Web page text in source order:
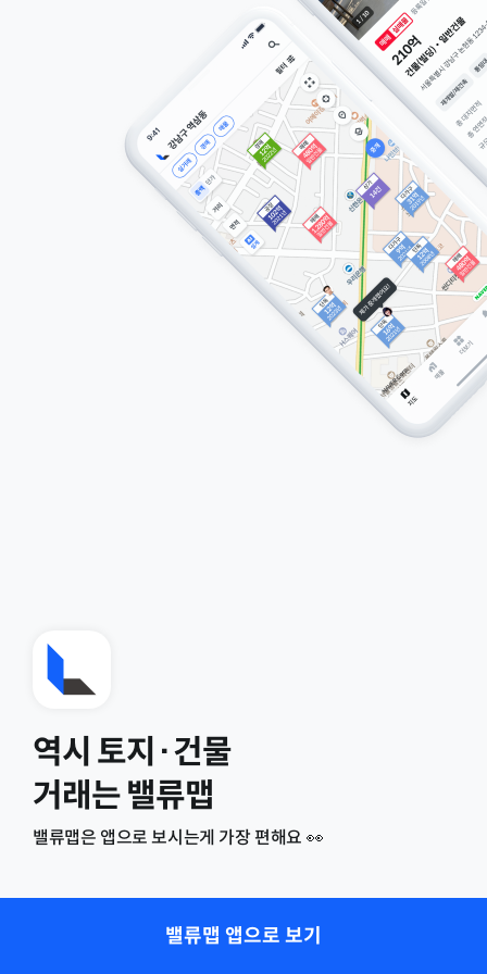
역시 토지·건물
거래는 밸류맵
밸류맵은 앱으로 보시는게 가장 편해요 👀
밸류맵 앱으로 보기